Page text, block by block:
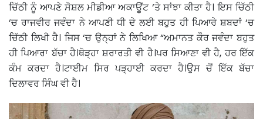
ਚਿੱਠੀ ਨੂੰ ਆਪਣੇ ਸੋਸ਼ਲ ਮੀਡੀਆ ਅਕਾਊਂਟ ‘ਤੇ ਸਾਂਝਾ ਕੀਤਾ ਹੈ। ਇਸ ਚਿੱਠੀ
‘ਚ ਰਾਜਵੀਰ ਜਵੰਦਾ ਨੇ ਆਪਣੀ ਧੀ ਦੇ ਲਈ ਬਹੁਤ ਹੀ ਪਿਆਰੇ ਸ਼ਬਦਾਂ ‘ਚ
ਚਿੱਠੀ ਲਿਖੀ ਹੈ। ਜਿਸ ‘ਚ ਉਨ੍ਹਾਂ ਨੇ ਲਿਖਿਆ “ਅਮਾਨਤ ਕੌਰ ਜਵੰਦਾ ਬਹੁਤ
ਹੀ ਪਿਆਰਾ ਬੱਚਾ ਹੈ।ਥੋੜ੍ਹਾ ਸ਼ਰਾਰਤੀ ਵੀ ਹੈ।ਪਰ ਸਿਆਣਾ ਵੀ ਹੈ, ਹਰ ਇੱਕ
ਕੰਮ ਕਰਦਾ ਹੈ।ਟਾਈਮ ਸਿਰ ਪੜ੍ਹਾਈ ਕਰਦਾ ਹੈ।ਉਸ ਚੋਂ ਇੱਕ ਬੱਚਾ
ਦਿਲਾਵਰ ਸਿੰਘ ਵੀ ਹੈ।